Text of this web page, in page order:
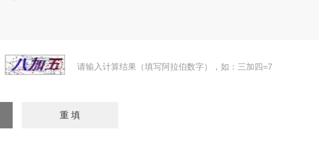
请输入计算结果（填写阿拉伯数字），如：三加四=7